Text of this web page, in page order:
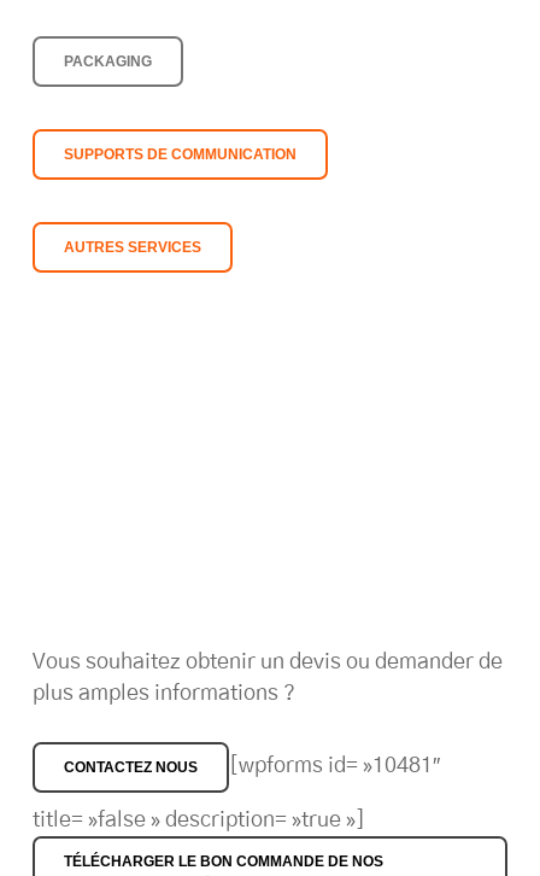
PACKAGING
SUPPORTS DE COMMUNICATION
AUTRES SERVICES
Vous souhaitez obtenir un devis ou demander de
plus amples informations ?
CONTACTEZ NOUS [wpforms id= »10481″
title= »false » description= »true »]
TÉLÉCHARGER LE BON COMMANDE DE NOS